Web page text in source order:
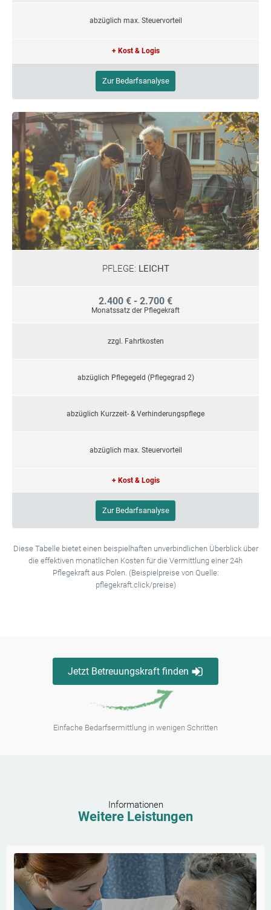
abzüglich max. Steuervorteil
+ Kost & Logis
Zur Bedarfsanalyse
PFLEGE: LEICHT
2.400 € - 2.700 €
Monatssatz der Pflegekraft
zzgl. Fahrtkosten
abzüglich Pflegegeld (Pflegegrad 2)
abzüglich Kurzzeit- & Verhinderungspflege
abzüglich max. Steuervorteil
+ Kost & Logis
Zur Bedarfsanalyse
Diese Tabelle bietet einen beispielhaften unverbindlichen Überblick über
die effektiven monatlichen Kosten für die Vermittlung einer 24h
Pflegekraft aus Polen. (Beispielpreise von Quelle:
pflegekraft.click/preise)
Jetzt Betreuungskraft finden
Einfache Bedarfsermittlung in wenigen Schritten
Informationen
Weitere Leistungen